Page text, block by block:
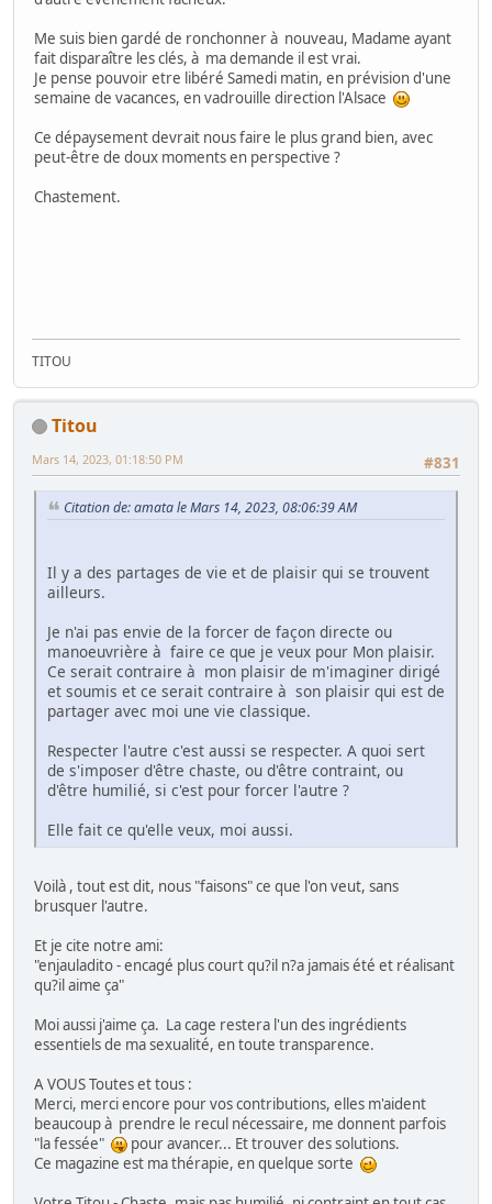
Me suis bien gardé de ronchonner à nouveau, Madame ayant
fait disparaître les clés, à ma demande il est vrai.
Je pense pouvoir etre libéré Samedi matin, en prévision d'une
semaine de vacances, en vadrouille direction l'Alsace
Ce dépaysement devrait nous faire le plus grand bien, avec
peut-être de doux moments en perspective ?
Chastement.
TITOU
Titou
#831
Mars 14, 2023, 01:18:50 PM
Citation de: amata le Mars 14, 2023, 08:06:39 AM
Il y a des partages de vie et de plaisir qui se trouvent
ailleurs.
Je n'ai pas envie de la forcer de façon directe ou
manoeuvrière à faire ce que je veux pour Mon plaisir.
Ce serait contraire à mon plaisir de m'imaginer dirigé
et soumis et ce serait contraire à son plaisir qui est de
partager avec moi une vie classique.
Respecter l'autre c'est aussi se respecter. A quoi sert
de s'imposer d'être chaste, ou d'être contraint, ou
d'être humilié, si c'est pour forcer l'autre ?
Elle fait ce qu'elle veux, moi aussi.
Voilà , tout est dit, nous "faisons" ce que l'on veut, sans
brusquer l'autre.
Et je cite notre ami:
"enjauladito - encagé plus court qu?il n?a jamais été et réalisant
qu?il aime ça"
Moi aussi j'aime ça. La cage restera l'un des ingrédients
essentiels de ma sexualité, en toute transparence.
A VOUS Toutes et tous :
Merci, merci encore pour vos contributions, elles m'aident
beaucoup à prendre le recul nécessaire, me donnent parfois
"la fessée"
pour avancer... Et trouver des solutions.
Ce magazine est ma thérapie, en quelque sorte